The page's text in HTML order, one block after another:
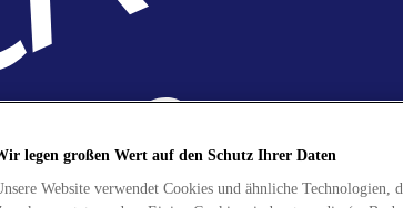
legen großen Wert auf den Schutz Ihrer Daten
Website verwendet Cookies und ähnliche